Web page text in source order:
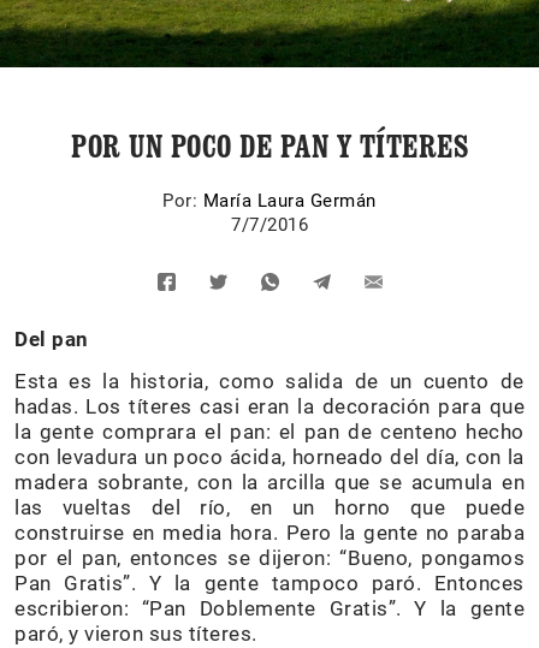
POR UN POCO DE PAN Y TÍTERES
Por: María Laura Germán
7/7/2016
Del pan
Esta es la historia, como salida de un cuento de
hadas. Los títeres casi eran la decoración para que
la gente comprara el pan: el pan de centeno hecho
con levadura un poco ácida, horneado del día, con la
madera sobrante, con la arcilla que se acumula en
las vueltas del río, en un horno que puede
construirse en media hora. Pero la gente no paraba
por el pan, entonces se dijeron: “Bueno, pongamos
Pan Gratis”. Y la gente tampoco paró. Entonces
escribieron: “Pan Doblemente Gratis”. Y la gente
paró, y vieron sus títeres.